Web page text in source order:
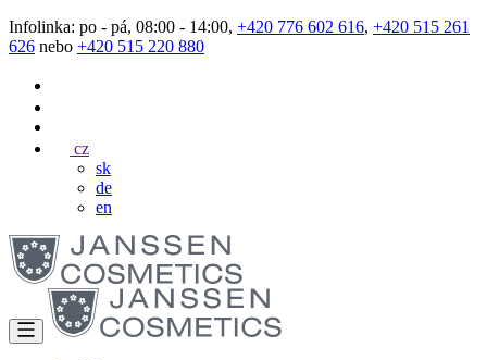
Infolinka: po - pá, 08:00 - 14:00, +420 776 602 616, +420 515 261
626 nebo +420 515 220 880
cz
sk
de
en